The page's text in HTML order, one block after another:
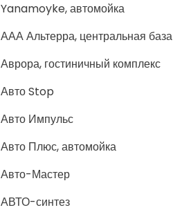
Yanamoyke, автомойка
ААА Альтерра, центральная база
Аврора, гостиничный комплекс
Авто Stop
Авто Импульс
Авто Плюс, автомойка
Авто-Мастер
АВТО-синтез